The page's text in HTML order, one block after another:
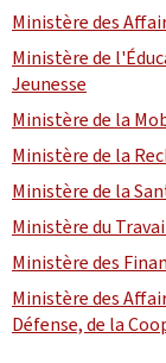
Ministère des
Ministère de
Jeunesse
Ministère de la
Ministère de la
Ministère de la
Ministère du
Ministère des
Ministère des
Défense, de la